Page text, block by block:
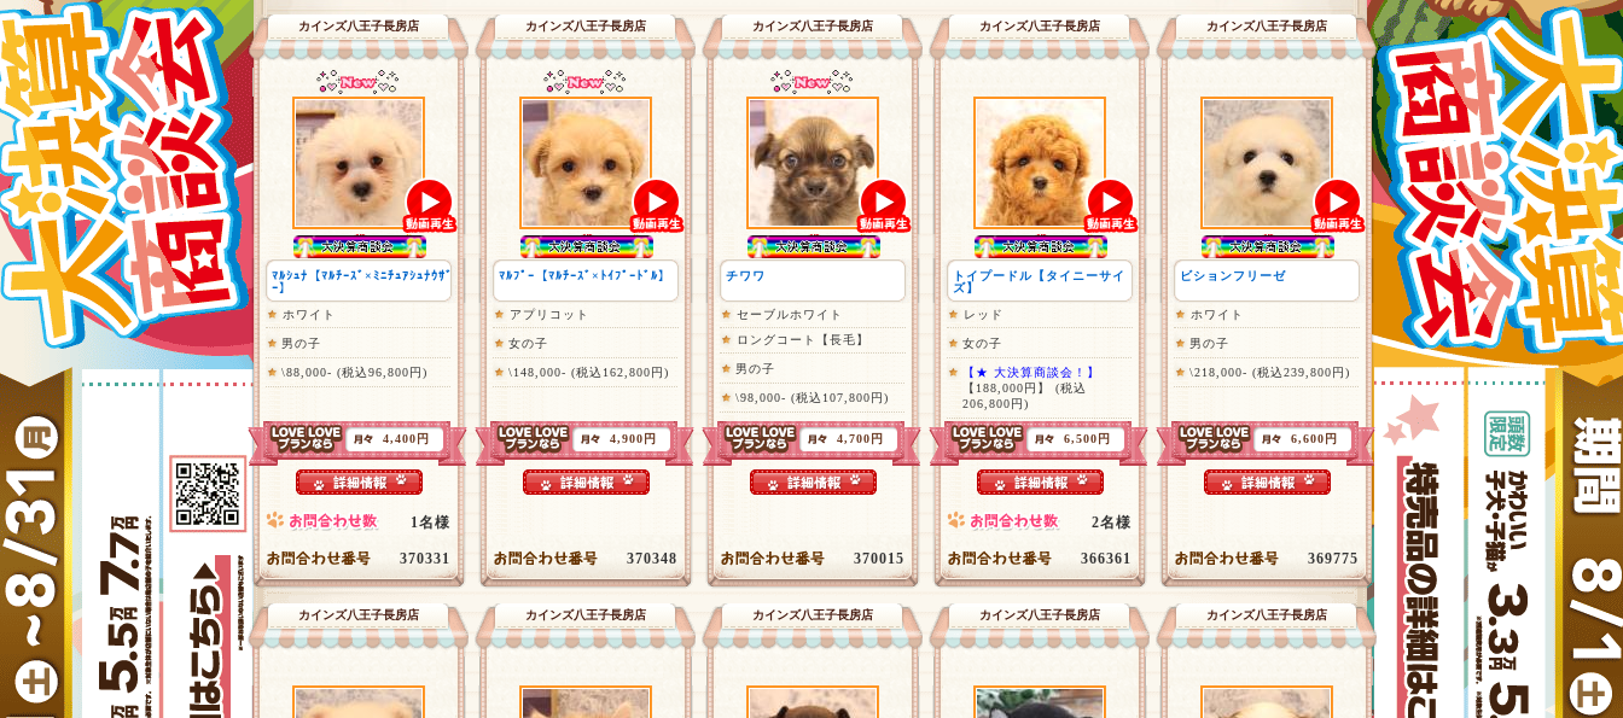
カインズ八王子長房店
ﾏﾙｼｭﾅ【ﾏﾙﾁｰｽﾞ×ﾐﾆﾁｭｱｼｭﾅｳｻﾞ
ｰ】
ホワイト
男の子
\88,000- (税込96,800円)
4,400円
1名様
370331
カインズ八王子長房店
ﾏﾙﾌﾟｰ【ﾏﾙﾁｰｽﾞ×ﾄｲﾌﾟｰﾄﾞﾙ】
アプリコット
女の子
\148,000- (税込162,800円)
4,900円
370348
カインズ八王子長房店
チワワ
セーブルホワイト
ロングコート【長毛】
男の子
\98,000- (税込107,800円)
4,700円
370015
カインズ八王子長房店
トイプードル【タイニーサイ
ズ】
レッド
女の子
【★ 大決算商談会！】
【188,000円】
(税込
206,800円)
6,500円
2名様
366361
カインズ八王子長房店
ビションフリーゼ
ホワイト
男の子
\218,000- (税込239,800円)
6,600円
369775
カインズ八王子長房店 カインズ八王子長房店 カインズ八王子長房店 カインズ八王子長房店 カインズ八王子長房店